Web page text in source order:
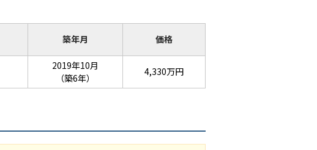
築年月 価格
2019年10月
（築6年）
4,330万円